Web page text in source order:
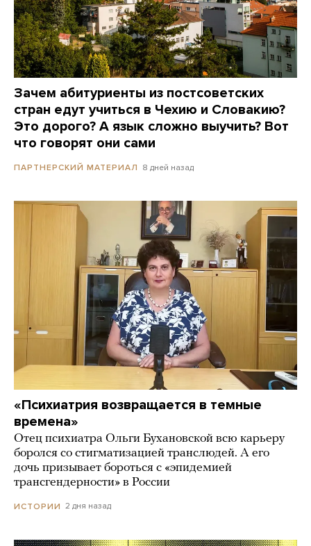
Зачем абитуриенты из постсоветских
стран едут учиться в Чехию и Словакию?
Это дорого? А язык сложно выучить? Вот
что говорят они сами
ПАРТНЕРСКИЙ МАТЕРИАЛ 8 дней назад
«Психиатрия возвращается в темные
времена»
Отец психиатра Ольги Бухановской всю карьеру
боролся со стигматизацией транслюдей. А его
дочь призывает бороться с «эпидемией
трансгендерности» в России
ИСТОРИИ 2 дня назад